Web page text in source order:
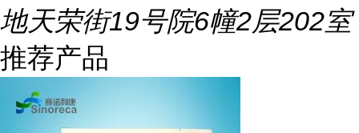
地天荣街19号院6幢2层202室
推荐产品